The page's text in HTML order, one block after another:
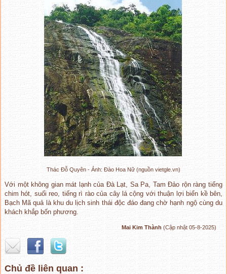
Thác Đỗ Quyên - Ảnh: Đào Hoa Nữ (nguồn vietgle.vn)
Với một không gian mát lạnh của Đà Lạt, Sa Pa, Tam Đảo rộn ràng tiếng
chim hót, suối reo, tiếng rì rào của cây lá cộng với thuận lợi biển kề bên,
Bạch Mã quả là khu du lịch sinh thái độc đáo đang chờ hạnh ngộ cùng du
khách khắp bốn phương.
Mai Kim Thành (Cập nhật 05-8-2025)
Chủ đề liên quan :